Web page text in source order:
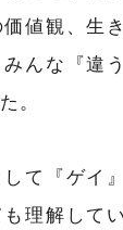
値観、生
んな『違
。
て『ゲイ
理解して